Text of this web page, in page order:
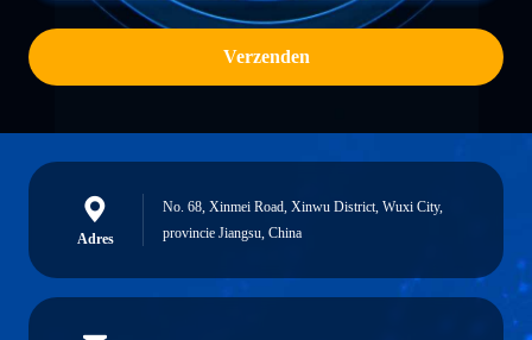
Verzenden
Adres
No. 68, Xinmei Road, Xinwu District, Wuxi City,
provincie Jiangsu, China